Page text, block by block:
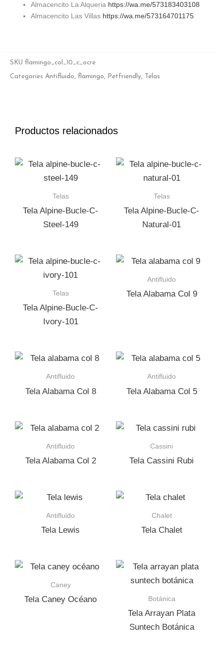
Almacencito La Alqueria https://wa.me/573183403108
Almacencito Las Villas https://wa.me/573164701175
SKU flamingo_col_10_c_ocre
Categories Antifluido, flamingo, Petfriendly, Telas
Productos relacionados
Telas
Tela Alpine-Bucle-C-
Steel-149
Telas
Tela Alpine-Bucle-C-
Natural-01
Telas
Tela Alpine-Bucle-C-
Ivory-101
Antifluido
Tela Alabama Col 9
Antifluido
Tela Alabama Col 8
Antifluido
Tela Alabama Col 5
Antifluido
Tela Alabama Col 2
Cassini
Tela Cassini Rubi
Antifluido
Tela Lewis
Chalet
Tela Chalet
Caney
Tela Caney Océano Botánica
Tela Arrayan Plata
Suntech Botánica